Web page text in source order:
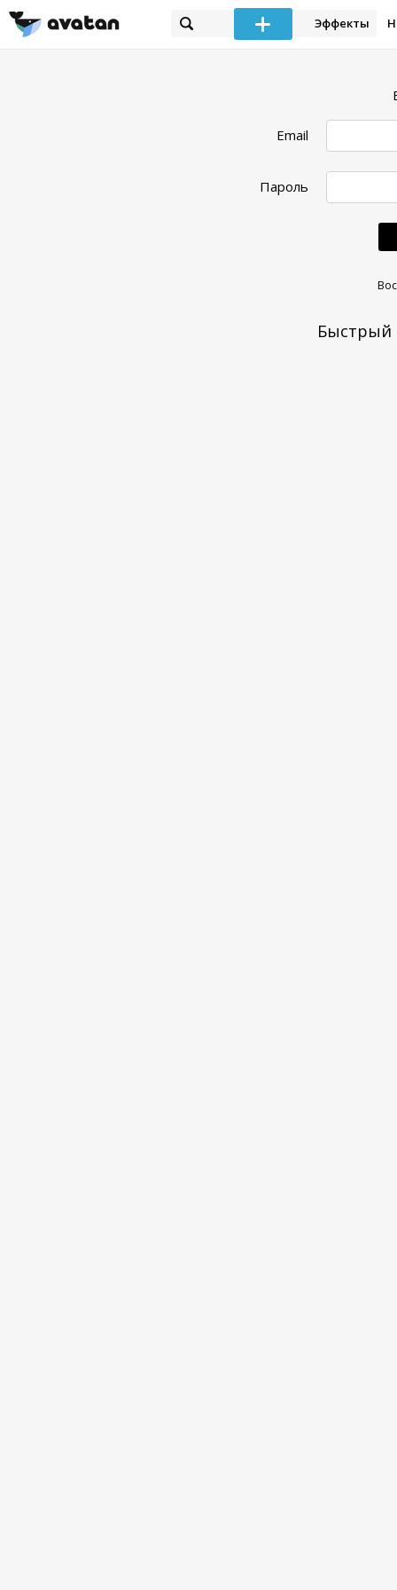
Эффекты
Email
Пароль
Быстрый